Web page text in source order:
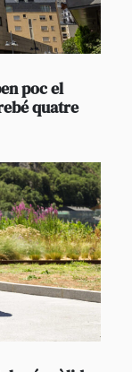
poc el
quatre